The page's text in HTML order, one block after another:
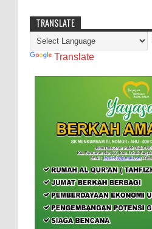
TRANSLATE
Translate